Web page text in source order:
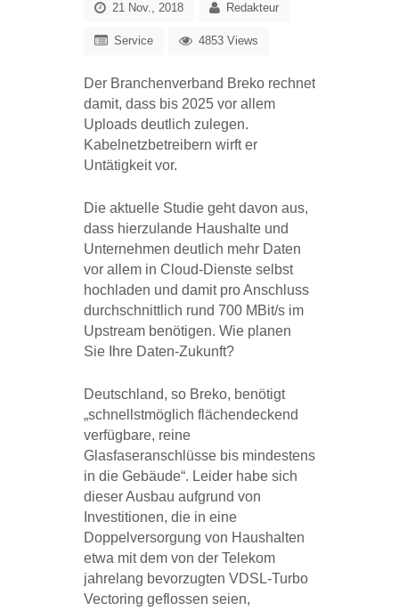
21 Nov., 2018 Redakteur
Service 4853 Views
Der Branchenverband Breko rechnet
damit, dass bis 2025 vor allem
Uploads deutlich zulegen.
Kabelnetzbetreibern wirft er
Untätigkeit vor.
Die aktuelle Studie geht davon aus,
dass hierzulande Haushalte und
Unternehmen deutlich mehr Daten
vor allem in Cloud-Dienste selbst
hochladen und damit pro Anschluss
durchschnittlich rund 700 MBit/s im
Upstream benötigen. Wie planen
Sie Ihre Daten-Zukunft?
Deutschland, so Breko, benötigt
„schnellstmöglich flächendeckend
verfügbare, reine
Glasfaseranschlüsse bis mindestens
in die Gebäude“. Leider habe sich
dieser Ausbau aufgrund von
Investitionen, die in eine
Doppelversorgung von Haushalten
etwa mit dem von der Telekom
jahrelang bevorzugten VDSL-Turbo
Vectoring geflossen seien,